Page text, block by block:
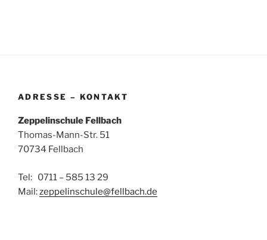
ADRESSE – KONTAKT
Zeppelinschule Fellbach
Thomas-Mann-Str. 51
70734 Fellbach
Tel: 0711 – 585 13 29
Mail:zeppelinschule@fellbach.de